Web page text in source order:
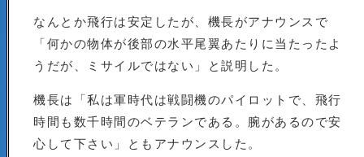
なんとか飛行は安定したが、機長がアナウンスで
「何かの物体が後部の水平尾翼あたりに当たったよ
うだが、ミサイルではない」と説明した。
機長は「私は軍時代は戦闘機のパイロットで、飛行
時間も数千時間のベテランである。腕があるので安
心して下さい」ともアナウンスした。